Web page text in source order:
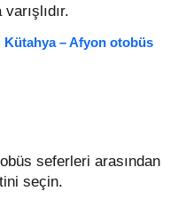
Kütahya – Afyon otobüs
seferleri arasından
seçin.